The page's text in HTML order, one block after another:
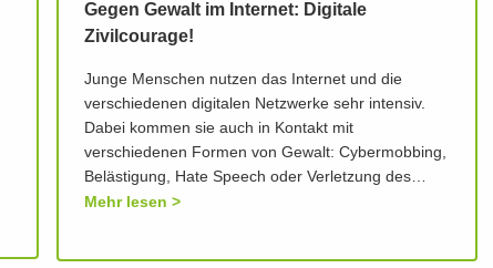
Gegen Gewalt im Internet: Digitale
Zivilcourage!
Junge Menschen nutzen das Internet und die
verschiedenen digitalen Netzwerke sehr intensiv.
Dabei kommen sie auch in Kontakt mit
verschiedenen Formen von Gewalt: Cybermobbing,
Belästigung, Hate Speech oder Verletzung des…
Mehr lesen